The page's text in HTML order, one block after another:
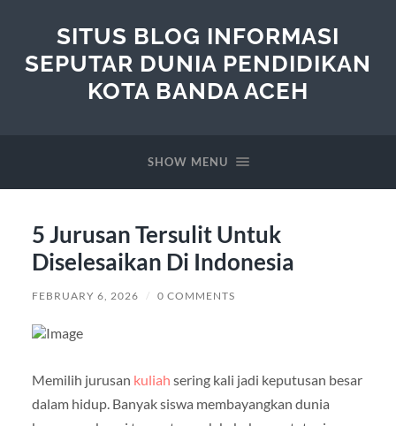
SITUS BLOG INFORMASI
SEPUTAR DUNIA PENDIDIKAN
KOTA BANDA ACEH
SHOW MENU
5 Jurusan Tersulit Untuk
Diselesaikan Di Indonesia
FEBRUARY 6, 2026 / 0 COMMENTS
Memilih jurusan kuliah sering kali jadi keputusan besar
dalam hidup. Banyak siswa membayangkan dunia